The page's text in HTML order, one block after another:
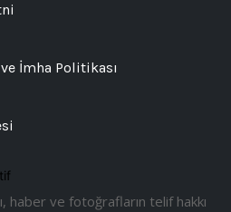
haber ve fotoğrafların telif hakkı
İmha Politikası